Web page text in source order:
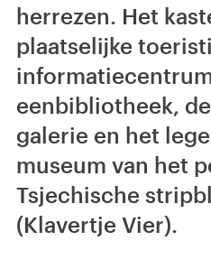
herrezen. Het
plaatselijke
eenbibliotheek,
galerie en het
museum van het
Tsjechische
(Klavertje Vier).